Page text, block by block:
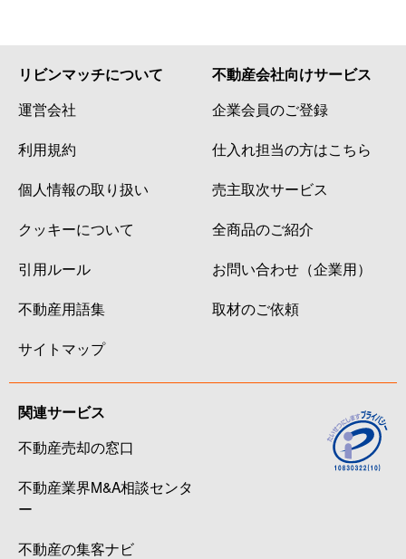
リビンマッチについて
運営会社
利用規約
個人情報の取り扱い
クッキーについて
引用ルール
不動産用語集
サイトマップ
不動産会社向けサービス
企業会員のご登録
仕入れ担当の方はこちら
売主取次サービス
全商品のご紹介
お問い合わせ（企業用）
取材のご依頼
関連サービス
不動産売却の窓口
不動産業界M&A相談センタ
ー
不動産の集客ナビ